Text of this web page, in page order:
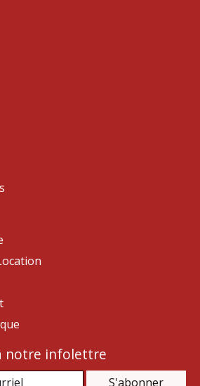
notre infolettre
S'abonner